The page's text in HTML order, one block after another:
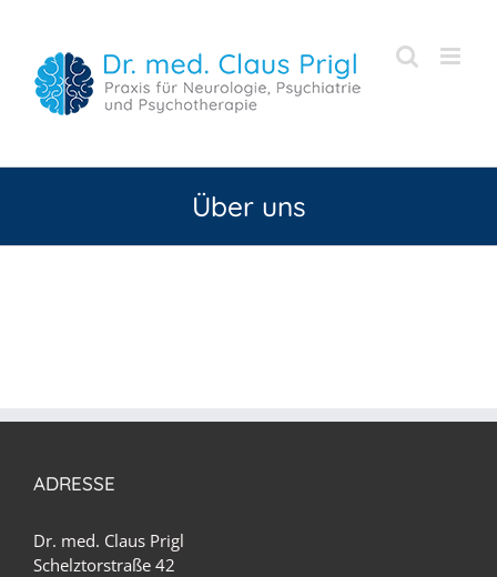
springen
Über uns
ADRESSE
Dr. med. Claus Prigl
Schelztorstraße 42